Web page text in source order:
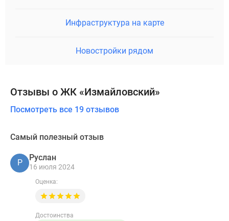
Инфраструктура на карте
Новостройки рядом
Отзывы о ЖК «Измайловский»
Посмотреть все 19 отзывов
Самый полезный отзыв
Р
Руслан
16 июля 2024
Оценка:
Достоинства